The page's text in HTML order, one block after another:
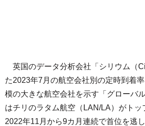
英国のデータ分析会社「シリウム（
た2023年7月の航空会社別の定時到着
模の大きな航空会社を示す「グローバ
はチリのラタム航空（LAN/LA）がトッ
2022年11月から9カ月連続で首位を逃